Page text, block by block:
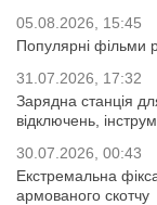
05.08.2026, 15:45
Популярні фільми
31.07.2026, 17:32
Зарядна станція
відключень,
30.07.2026, 00:43
Екстремальна
армованого скотчу